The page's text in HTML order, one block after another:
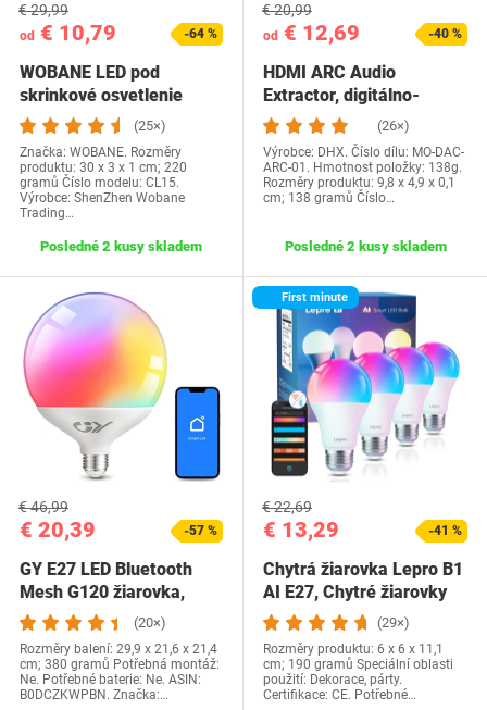
od € 10,79
€ 29,99
-64 %
WOBANE LED pod
skrinkové osvetlenie
kuchyne, LED pod…
(25×)
Značka: WOBANE. Rozměry
produktu: 30 x 3 x 1 cm; 220
gramů Číslo modelu: CL15.
Výrobce: ShenZhen Wobane
Trading…
Posledné 2 kusy skladem
od € 12,69
€ 20,99
-40 %
HDMI ARC Audio
Extractor, digitálno-
analógový audio…
(26×)
Výrobce: DHX. Číslo dílu: MO-DAC-
ARC-01. Hmotnost položky: 138g.
Rozměry produktu: 9,8 x 4,9 x 0,1
cm; 138 gramů Číslo…
Posledné 2 kusy skladem
€ 20,39
€ 46,99
-57 %
GY E27 LED Bluetooth
Mesh G120 žiarovka,
18W ekvivalent…
(20×)
Rozměry balení: 29,9 x 21,6 x 21,4
cm; 380 gramů Potřebná montáž:
Ne. Potřebné baterie: Ne. ASIN:
B0DCZKWPBN. Značka:…
First minute
€ 13,29
€ 22,69
-41 %
Chytrá žiarovka Lepro B1
AI E27, Chytré žiarovky
Wi-Fi &…
(29×)
Rozměry produktu: 6 x 6 x 11,1
cm; 190 gramů Speciální oblasti
použití: Dekorace, párty.
Certifikace: CE. Potřebné…